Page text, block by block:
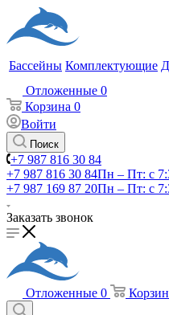
Бассейны Комплектующие
Отложенные 0
Корзина 0
Войти
Поиск
+7 987 816 30 84
+7 987 816 30 84Пн – Пт: с
+7 987 169 87 20Пн – Пт: с
Заказать звонок
Отложенные 0